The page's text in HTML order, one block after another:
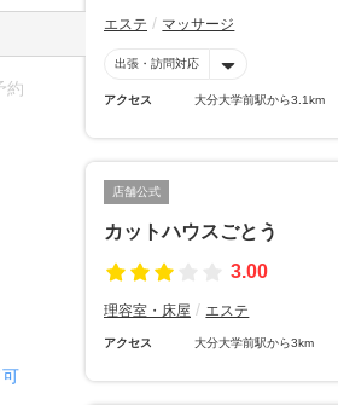
エステ マッサージ
出張・訪問対応
アクセス 大分大学前駅から3.1km
店舗公式
カットハウスごとう
3.00
理容室・床屋 エステ
アクセス 大分大学前駅から3km
約